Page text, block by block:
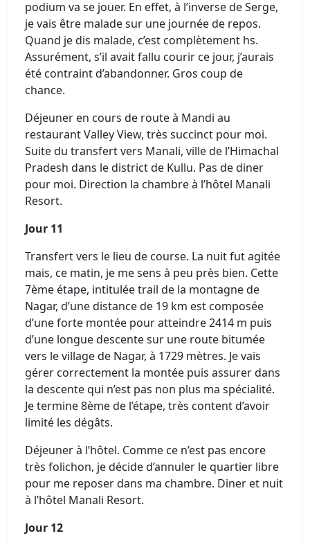
podium va se jouer. En effet, à l’inverse de Serge,
je vais être malade sur une journée de repos.
Quand je dis malade, c’est complètement hs.
Assurément, s’il avait fallu courir ce jour, j’aurais
été contraint d’abandonner. Gros coup de
chance.
Déjeuner en cours de route à Mandi au
restaurant Valley View, très succinct pour moi.
Suite du transfert vers Manali, ville de l’Himachal
Pradesh dans le district de Kullu. Pas de diner
pour moi. Direction la chambre à l’hôtel Manali
Resort.
Jour 11
Transfert vers le lieu de course. La nuit fut agitée
mais, ce matin, je me sens à peu près bien. Cette
7ème étape, intitulée trail de la montagne de
Nagar, d’une distance de 19 km est composée
d’une forte montée pour atteindre 2414 m puis
d’une longue descente sur une route bitumée
vers le village de Nagar, à 1729 mètres. Je vais
gérer correctement la montée puis assurer dans
la descente qui n’est pas non plus ma spécialité.
Je termine 8ème de l’étape, très content d’avoir
limité les dégâts.
Déjeuner à l’hôtel. Comme ce n’est pas encore
très folichon, je décide d’annuler le quartier libre
pour me reposer dans ma chambre. Diner et nuit
à l’hôtel Manali Resort.
Jour 12